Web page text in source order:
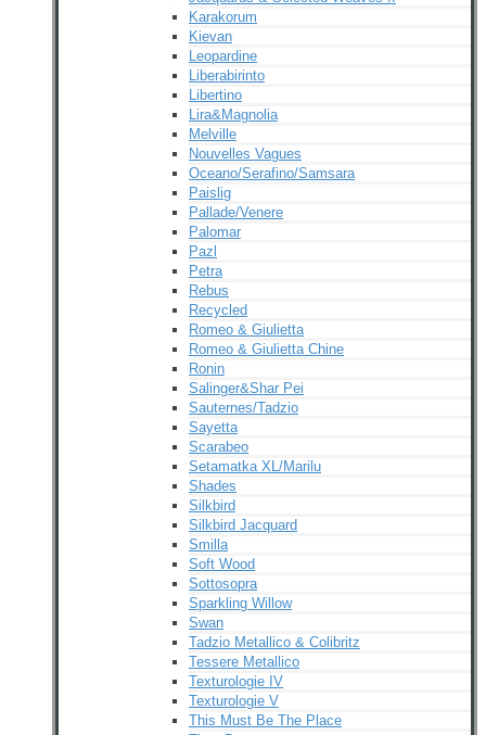
Karakorum
Kievan
Leopardine
Liberabirinto
Libertino
Lira&Magnolia
Melville
Nouvelles Vagues
Oceano/Serafino/Samsara
Paislig
Pallade/Venere
Palomar
Pazl
Petra
Rebus
Recycled
Romeo & Giulietta
Romeo & Giulietta Chine
Ronin
Salinger&Shar Pei
Sauternes/Tadzio
Sayetta
Scarabeo
Setamatka XL/Marilu
Shades
Silkbird
Silkbird Jacquard
Smilla
Soft Wood
Sottosopra
Sparkling Willow
Swan
Tadzio Metallico & Colibritz
Tessere Metallico
Texturologie IV
Texturologie V
This Must Be The Place